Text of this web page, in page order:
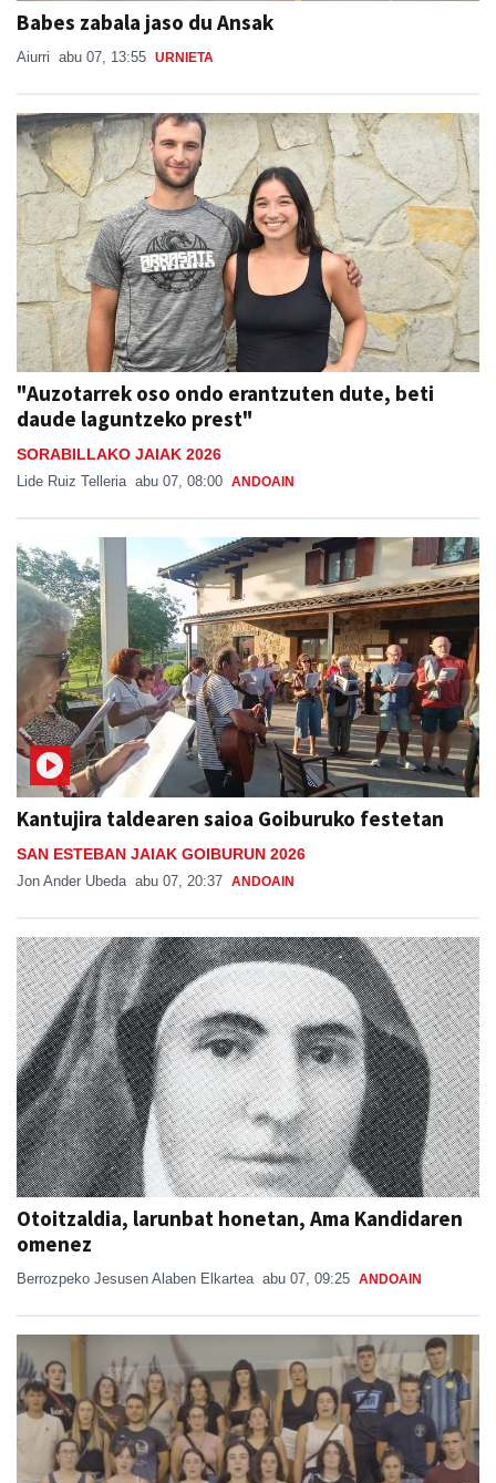
Babes zabala jaso du Ansak
Aiurri abu 07, 13:55 URNIETA
"Auzotarrek oso ondo erantzuten dute, beti
daude laguntzeko prest"
SORABILLAKO JAIAK 2026
Lide Ruiz Telleria abu 07, 08:00 ANDOAIN
Kantujira taldearen saioa Goiburuko festetan
SAN ESTEBAN JAIAK GOIBURUN 2026
Jon Ander Ubeda abu 07, 20:37 ANDOAIN
Otoitzaldia, larunbat honetan, Ama Kandidaren
omenez
Berrozpeko Jesusen Alaben Elkartea abu 07, 09:25 ANDOAIN